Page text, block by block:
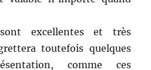
excellentes et très
toutefois quelques
comme ces